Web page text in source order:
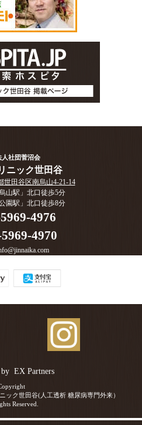
人社団菅沼会
ニック世田谷
世田谷区南烏山4-21-14
山駅」北口徒歩5分
園駅」北口徒歩8分
4976
4970
by EX Partners
ック世田谷(人工透析 糖尿病専門外来）
Reserved.